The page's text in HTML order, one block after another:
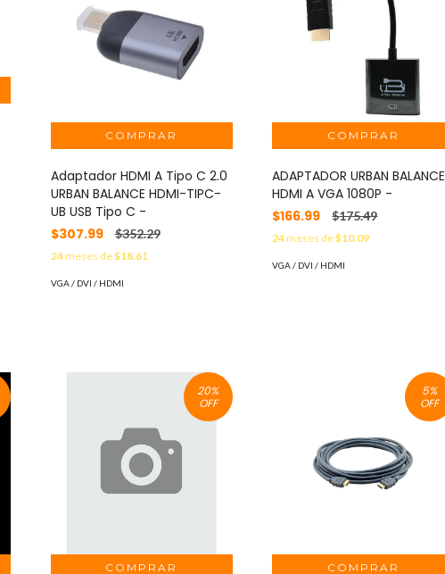
Adaptador HDMI A Tipo C 2.0
URBAN BALANCE HDMI-TIPC-
UB USB Tipo C -
$307.99
$352.29
24meses de$18.61
VGA / DVI / HDMI
ADAPTADOR URBAN BALANCE
HDMI A VGA 1080P -
$166.99
$175.49
24meses de$10.09
VGA / DVI / HDMI
20%
OFF
5%
OFF